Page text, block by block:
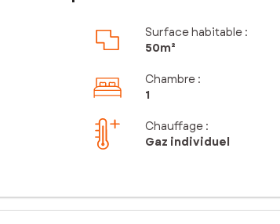
Surface habitable :
50m²
Chambre:
1
Chauffage :
Gaz individuel